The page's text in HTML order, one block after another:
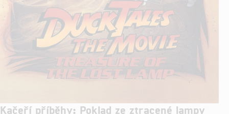
Kačeří příběhy: Poklad ze ztracené lampy